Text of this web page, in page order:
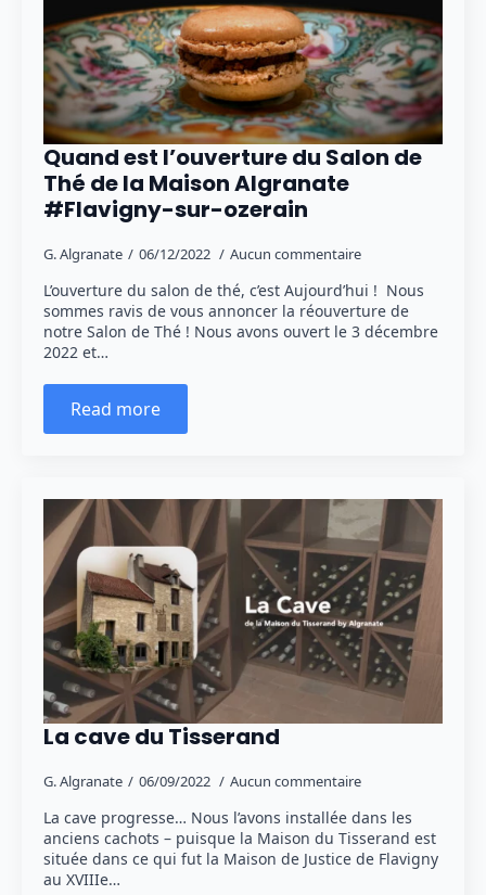
Quand est l’ouverture du Salon de
Thé de la Maison Algranate
#Flavigny-sur-ozerain
G. Algranate 06/12/2022 Aucun commentaire
L’ouverture du salon de thé, c’est Aujourd’hui ! Nous
sommes ravis de vous annoncer la réouverture de
notre Salon de Thé ! Nous avons ouvert le 3 décembre
2022 et…
Read more
La cave du Tisserand
G. Algranate 06/09/2022 Aucun commentaire
La cave progresse… Nous l’avons installée dans les
anciens cachots – puisque la Maison du Tisserand est
située dans ce qui fut la Maison de Justice de Flavigny
au XVIIIe…